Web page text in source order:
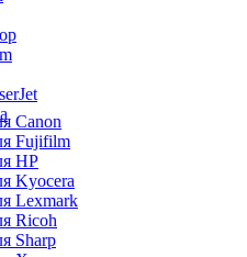
Canon
Fujifilm
HP
Kyocera
Lexmark
Ricoh
Sharp